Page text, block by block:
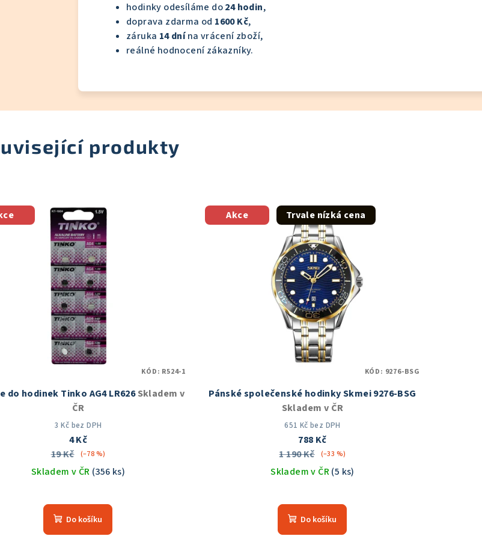
hodinky odesíláme do24 hodin,
doprava zdarma od 1600 Kč,
záruka 14 dnína vrácení zboží,
reálné hodnocení zákazníky.
produkty
do hodinek Tinko AG4 LR626Skladem v
ČR
3 Kč bez DPH
4 Kč
19 Kč
(–78 %)
Skladem v ČR (356 ks)
hodnocení
produktu
Do košíku
KÓD: R524-1
Akce Trvale nízká cena
Pánské společenské hodinky Skmei 9276-BSG
Skladem v ČR
651 Kč bez DPH
788 Kč
1 190 Kč
(–33 %)
Skladem v ČR(5 ks)
hodnocení
produktu
Do košíku
KÓD: 9276-BSG